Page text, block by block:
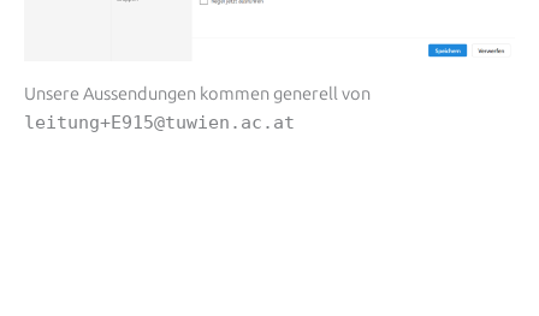
Unsere Aussendungen kommen generell von
leitung+E915@tuwien.ac.at